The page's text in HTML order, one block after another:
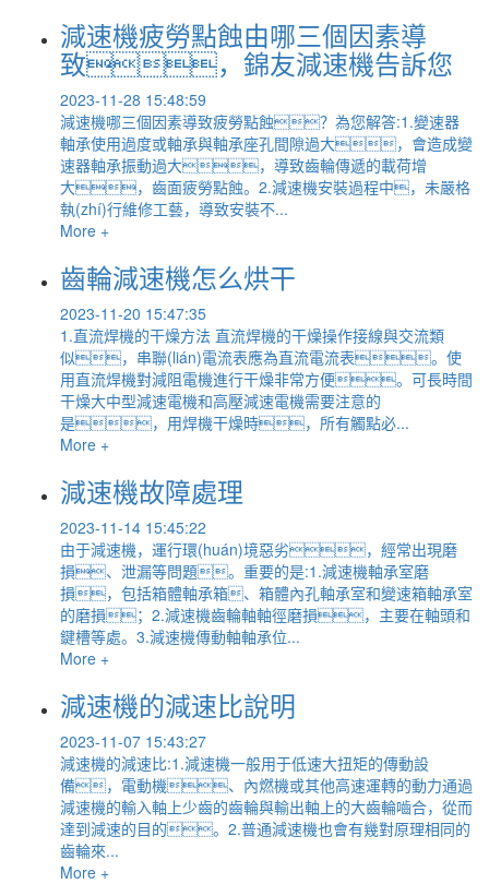
減速機疲勞點蝕由哪三個因素導
致，錦友減速機告訴您
2023-11-28 15:48:59
減速機哪三個因素導致疲勞點蝕？為您解答:1.變速器
軸承使用過度或軸承與軸承座孔間隙過大，會造成變
速器軸承振動過大，導致齒輪傳遞的載荷增
大，齒面疲勞點蝕。2.減速機安裝過程中，未嚴格
執(zhí)行維修工藝，導致安裝不...
More +
齒輪減速機怎么烘干
2023-11-20 15:47:35
1.直流焊機的干燥方法 直流焊機的干燥操作接線與交流類
似，串聯(lián)電流表應為直流電流表。使
用直流焊機對減阻電機進行干燥非常方便。可長時間
干燥大中型減速電機和高壓減速電機需要注意的
是，用焊機干燥時，所有觸點必...
More +
減速機故障處理
2023-11-14 15:45:22
由于減速機，運行環(huán)境惡劣，經常出現磨
損、泄漏等問題。重要的是:1.減速機軸承室磨
損，包括箱體軸承箱、箱體內孔軸承室和變速箱軸承室
的磨損；2.減速機齒輪軸軸徑磨損，主要在軸頭和
鍵槽等處。3.減速機傳動軸軸承位...
More +
減速機的減速比說明
2023-11-07 15:43:27
減速機的減速比:1.減速機一般用于低速大扭矩的傳動設
備，電動機、內燃機或其他高速運轉的動力通過
減速機的輸入軸上少齒的齒輪與輸出軸上的大齒輪嚙合，從而
達到減速的目的。2.普通減速機也會有幾對原理相同的
齒輪來...
More +